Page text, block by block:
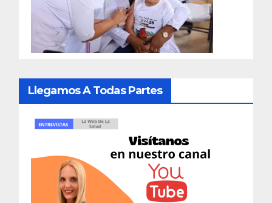
Llegamos A Todas Partes